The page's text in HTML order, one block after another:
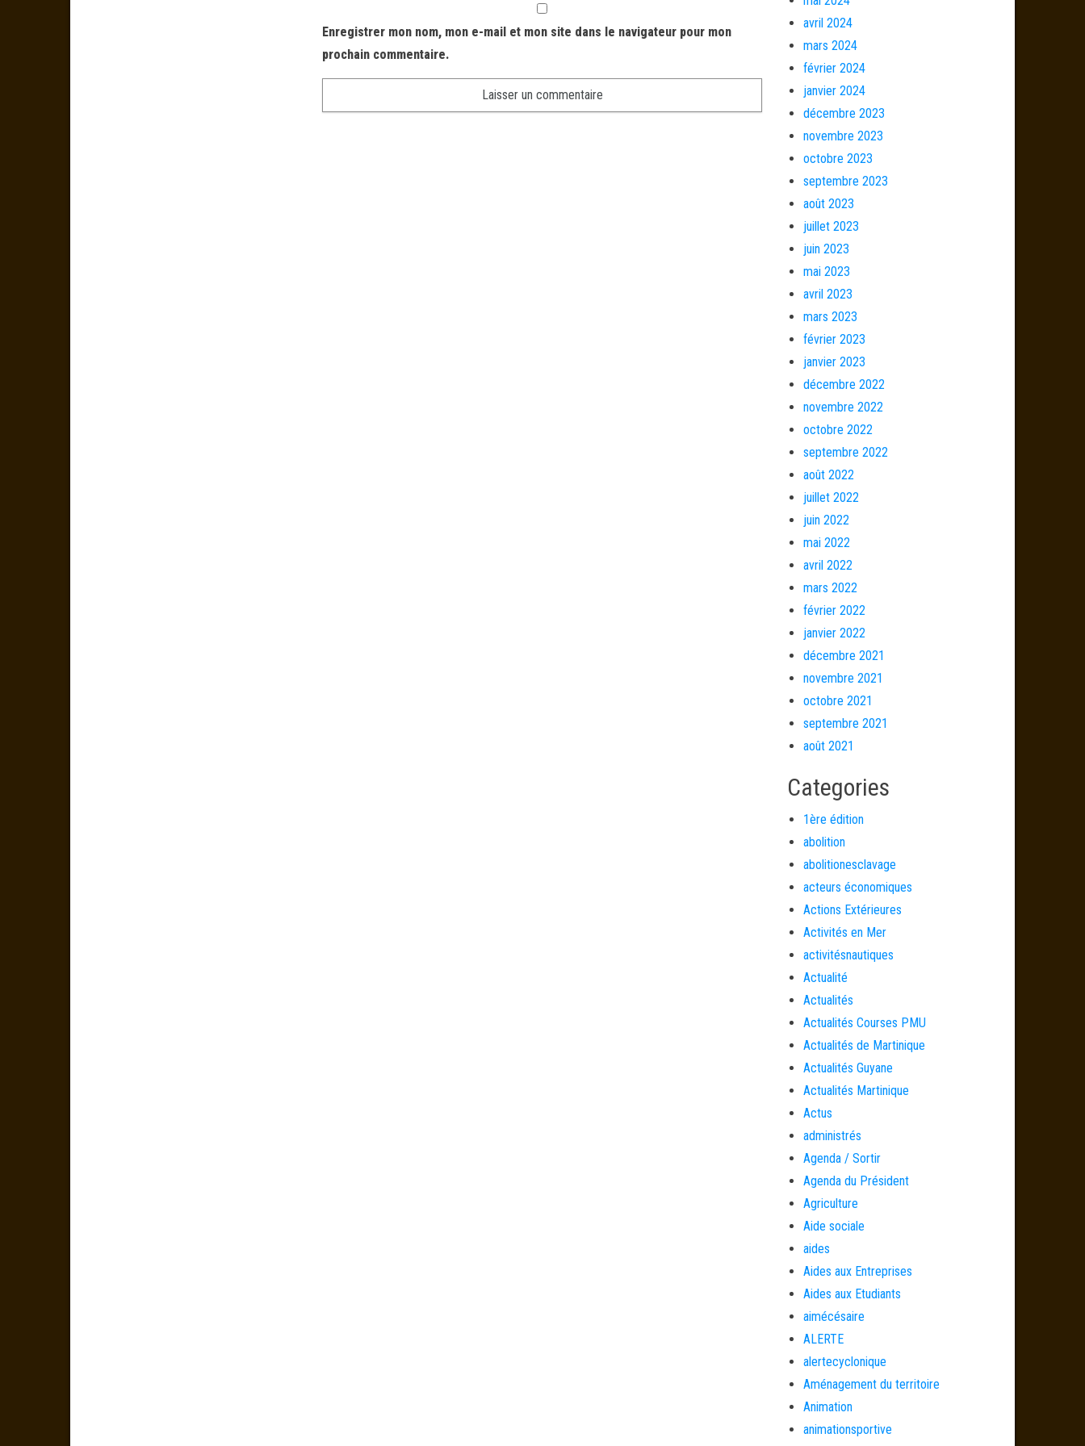
Enregistrer mon nom, mon e-mail et mon site dans le navigateur pour mon
prochain commentaire.
avril 2024
mars 2024
février 2024
janvier 2024
décembre 2023
novembre 2023
octobre 2023
septembre 2023
août 2023
juillet 2023
juin 2023
mai 2023
avril 2023
mars 2023
février 2023
janvier 2023
décembre 2022
novembre 2022
octobre 2022
septembre 2022
août 2022
juillet 2022
juin 2022
mai 2022
avril 2022
mars 2022
février 2022
janvier 2022
décembre 2021
novembre 2021
octobre 2021
septembre 2021
août 2021
Categories
1ère édition
abolition
abolitionesclavage
acteurs économiques
Actions Extérieures
Activités en Mer
activitésnautiques
Actualité
Actualités
Actualités Courses PMU
Actualités de Martinique
Actualités Guyane
Actualités Martinique
Actus
administrés
Agenda / Sortir
Agenda du Président
Agriculture
Aide sociale
aides
Aides aux Entreprises
Aides aux Etudiants
aimécésaire
ALERTE
alertecyclonique
Aménagement du territoire
Animation
animationsportive